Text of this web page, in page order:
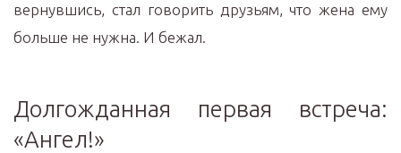
вернувшись, стал говорить друзьям, что жена ему
больше не нужна. И бежал.
Долгожданная первая встреча:
«Ангел!»